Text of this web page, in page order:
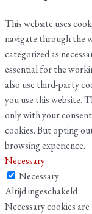
This website uses
navigate through the
categorized as
essential for the
also use third-party
you use this website.
only with your
cookies. But opting
browsing experience.
Necessary
Necessary
Altijd ingeschakeld
Necessary cookies